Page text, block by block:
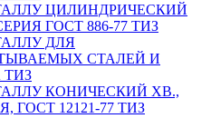
ЦИЛИНДРИЧЕСКИЙ
ГОСТ 886-77 ТИЗ
ДЛЯ
СТАЛЕЙ И
ТИЗ
КОНИЧЕСКИЙ ХВ.,
ГОСТ 12121-77 ТИЗ